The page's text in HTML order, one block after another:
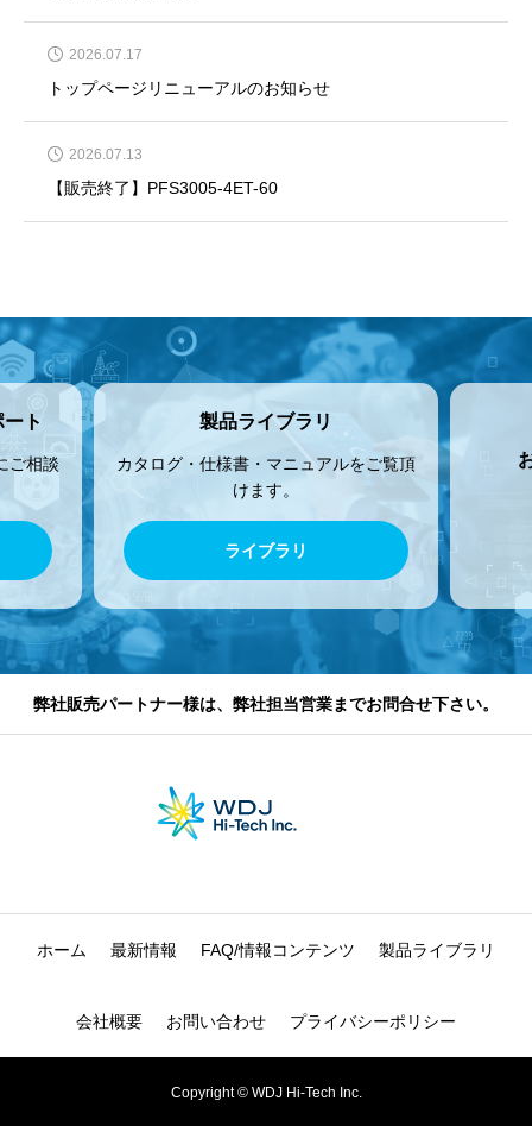
2026.07.17
トップページリニューアルのお知らせ
2026.07.13
【販売終了】PFS3005-4ET-60
ト
ご相談
製品ライブラリ
カタログ・仕様書・マニュアルをご覧頂
けます。
ライブラリ
弊社販売パートナー様は、弊社担当営業までお問合せ下さい。
ホーム 最新情報 FAQ/情報コンテンツ 製品ライブラリ
会社概要 お問い合わせ プライバシーポリシー
Copyright © WDJ Hi-Tech Inc.